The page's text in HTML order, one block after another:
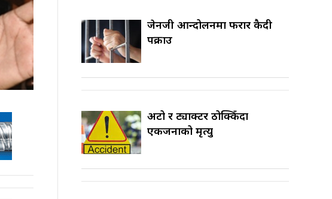
जेनजी आन्दोलनमा फरार कैदी
पक्राउ
अटो र ट्याक्टर ठोक्किँदा
एकजनाको मृत्यु